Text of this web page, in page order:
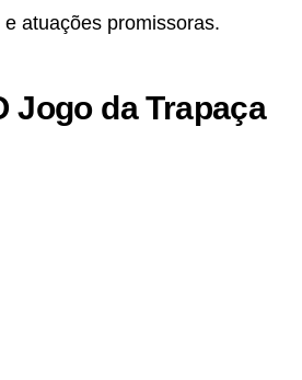
atuações promissoras.
Jogo da Trapaça